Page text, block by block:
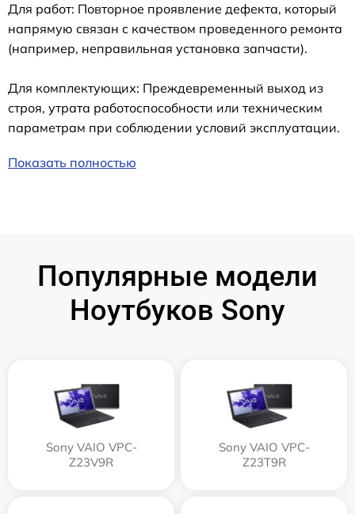
Для работ: Повторное проявление дефекта, который
напрямую связан с качеством проведенного ремонта
(например, неправильная установка запчасти).
Для комплектующих: Преждевременный выход из
строя, утрата работоспособности или техническим
параметрам при соблюдении условий эксплуатации.
Показать полностью
Популярные модели
Ноутбуков Sony
Sony VAIO VPC-
Z23V9R
Sony VAIO VPC-
Z23T9R